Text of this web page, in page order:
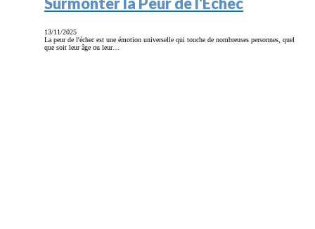
13/11/2025
La peur de l'échec est une émotion universelle qui touche de nombreuses personnes, quel
que soit leur âge ou leur…